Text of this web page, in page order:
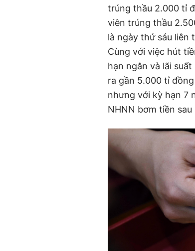
trúng thầu 2.000 tỉ
viên trúng thầu
là ngày thứ sáu liên
Cùng với việc hút
hạn ngắn và lãi
ra gần 5.000 tỉ
nhưng với kỳ hạn 7
NHNN bơm tiền